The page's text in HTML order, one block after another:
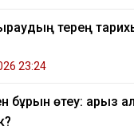
терең
23:24
бұрын өтеу: қарыз